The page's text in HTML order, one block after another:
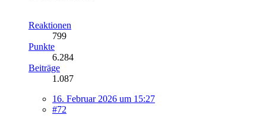
Reaktionen
799
Punkte
6.284
Beiträge
1.087
16. Februar 2026 um 15:27
#72